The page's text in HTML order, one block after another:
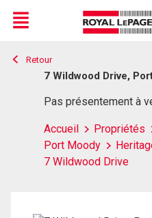
Live
En Direct
Menu
Retour
7 Wildwood Drive,
Pas présentement à
Accueil Propriétés
Port Moody
7 Wildwood Drive